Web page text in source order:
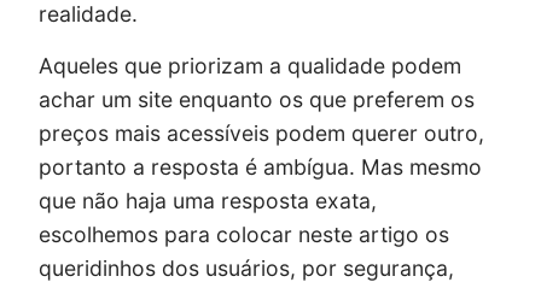
realidade.
Aqueles que priorizam a qualidade podem
achar um site enquanto os que preferem os
preços mais acessíveis podem querer outro,
portanto a resposta é ambígua. Mas mesmo
que não haja uma resposta exata,
escolhemos para colocar neste artigo os
queridinhos dos usuários, por segurança,